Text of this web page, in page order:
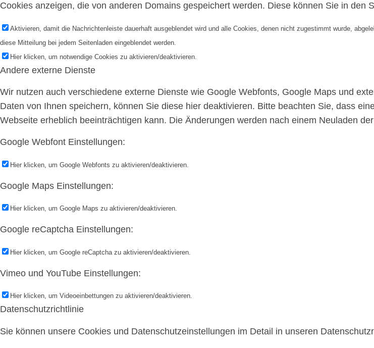
Cookies anzeigen, die von anderen Domains gespeichert werden. Diese können Sie in den
Aktivieren, damit die Nachrichtenleiste dauerhaft ausgeblendet wird und alle Cookies, denen nicht zugestimmt wurde,
diese Mitteilung bei jedem Seitenladen eingeblendet werden.
Hier klicken, um notwendige Cookies zu aktivieren/deaktivieren.
Andere externe Dienste
Wir nutzen auch verschiedene externe Dienste wie Google Webfonts, Google Maps und
Daten von Ihnen speichern, können Sie diese hier deaktivieren. Bitte beachten Sie, dass
Webseite erheblich beeinträchtigen kann. Die Änderungen werden nach einem Neuladen
Google Webfont Einstellungen:
Hier klicken, um Google Webfonts zu aktivieren/deaktivieren.
Google Maps Einstellungen:
Hier klicken, um Google Maps zu aktivieren/deaktivieren.
Google reCaptcha Einstellungen:
Hier klicken, um Google reCaptcha zu aktivieren/deaktivieren.
Vimeo und YouTube Einstellungen:
Hier klicken, um Videoeinbettungen zu aktivieren/deaktivieren.
Datenschutzrichtlinie
Sie können unsere Cookies und Datenschutzeinstellungen im Detail in unseren